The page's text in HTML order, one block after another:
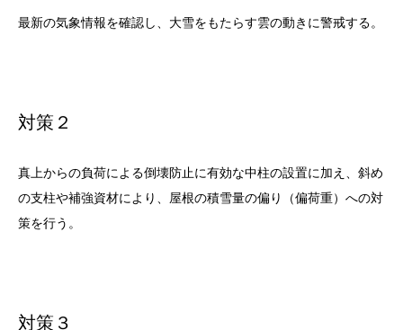
最新の気象情報を確認し、大雪をもたらす雲の動きに警戒する。
対策２
真上からの負荷による倒壊防止に有効な中柱の設置に加え、斜め
の支柱や補強資材により、屋根の積雪量の偏り（偏荷重）への対
策を行う。
対策３